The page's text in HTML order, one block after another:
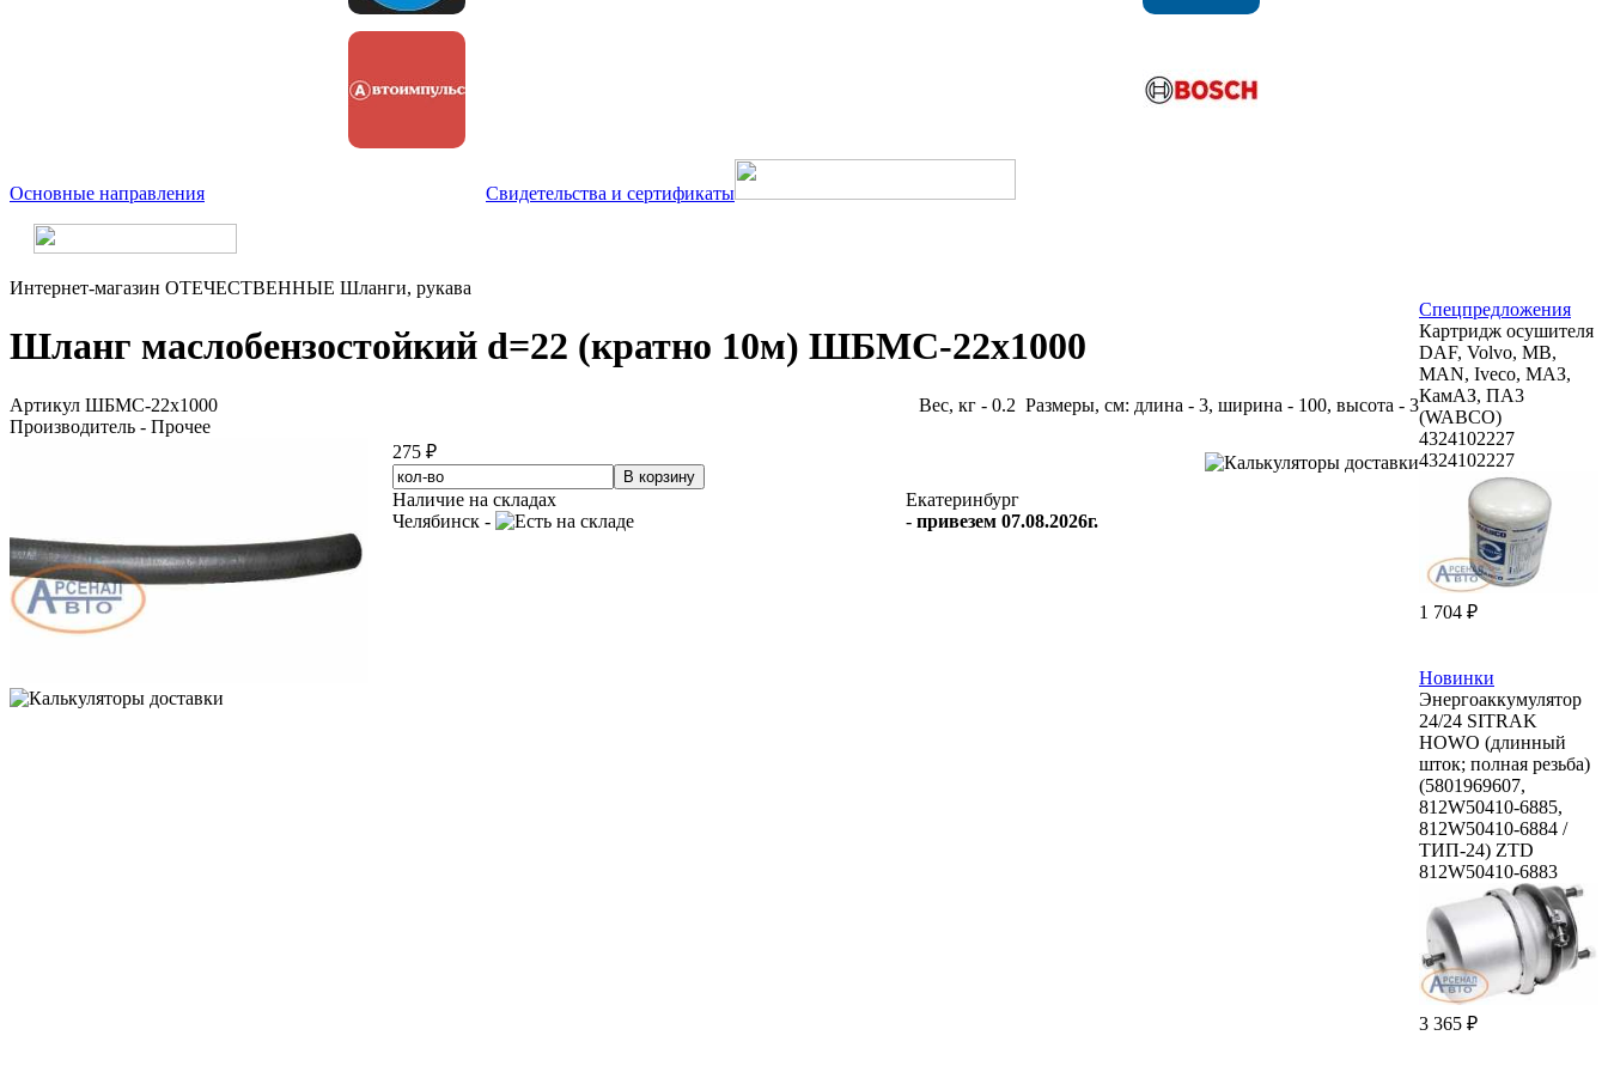
Основные направления Свидетельства и сертификаты
Интернет-магазин ОТЕЧЕСТВЕННЫЕ Шланги, рукава
Шланг маслобензостойкий d=22 (кратно 10м) ШБМС-22х1000
Артикул ШБМС-22х1000
Производитель - Прочее
Вес, кг - 0.2 Размеры, см: длина - 3, ширина - 100, высота - 3
275 ₽
Наличие на складах
Челябинск -
Екатеринбург
- привезем 07.08.2026г.
Спецпредложения
Картридж осушителя
DAF, Volvo, MB,
MAN, Iveco, МАЗ,
КамАЗ, ПА3
(WABCO)
4324102227
4324102227
1 704 ₽
Новинки
Энергоаккумулятор
24/24 SITRAK
HOWO (длинный
шток; полная резьба)
(5801969607,
812W50410-6885,
812W50410-6884 /
ТИП-24) ZTD
812W50410-6883
3 365 ₽